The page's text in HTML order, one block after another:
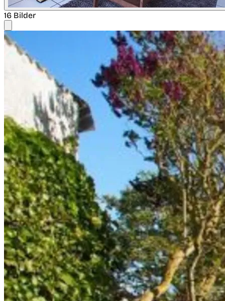
16 Bilder